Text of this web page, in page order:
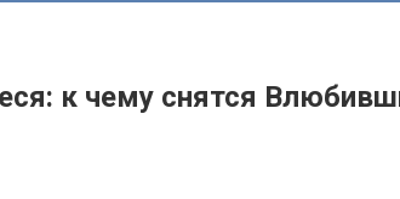
к чему снятся